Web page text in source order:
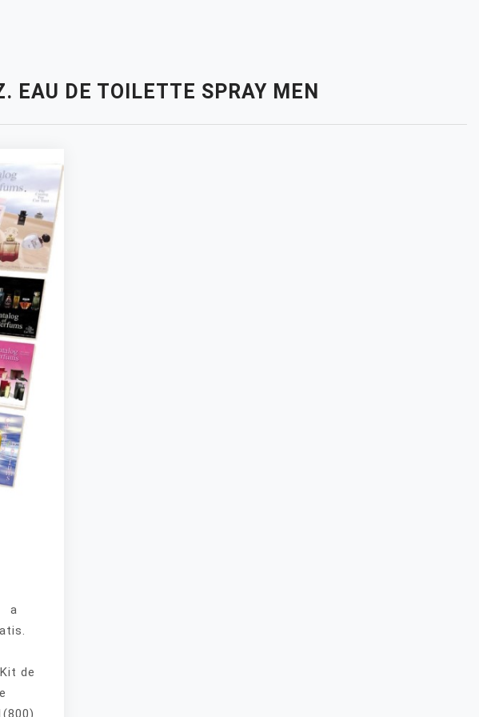
EAU DE TOILETTE SPRAY MEN
a
de